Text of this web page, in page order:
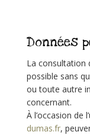
Données
La consultation
possible sans
ou toute autre
concernant.
À l’occasion de
dumas.fr,